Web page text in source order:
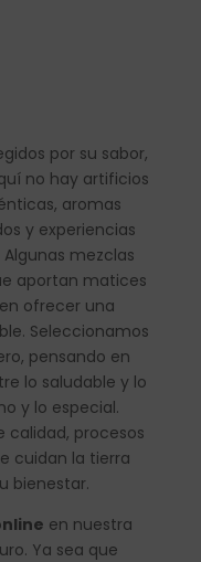
por su sabor,
no hay artificios
aromas
y experiencias
mezclas
aportan matices
ofrecer una
Seleccionamos
pensando en
lo saludable y lo
y lo especial.
calidad, procesos
cuidan la tierra
bienestar.
en nuestra
Ya sea que